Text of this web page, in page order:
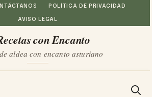
POLÍTICA DE PRIVACIDAD
AVISO LEGAL
con Encanto
aldea con encanto asturiano